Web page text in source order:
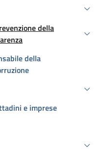
della
della
e imprese